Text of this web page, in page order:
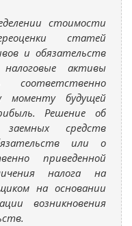
стоимости
статей
и обязательств
активы
соответственно
моменту будущей
Решение об
средств
или о
приведенной
налога на
на основании
возникновения